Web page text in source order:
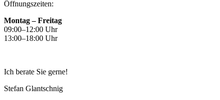
Öffnungszeiten:
Montag – Freitag
09:00–12:00 Uhr
13:00–18:00 Uhr
Ich berate Sie gerne!
Stefan Glantschnig